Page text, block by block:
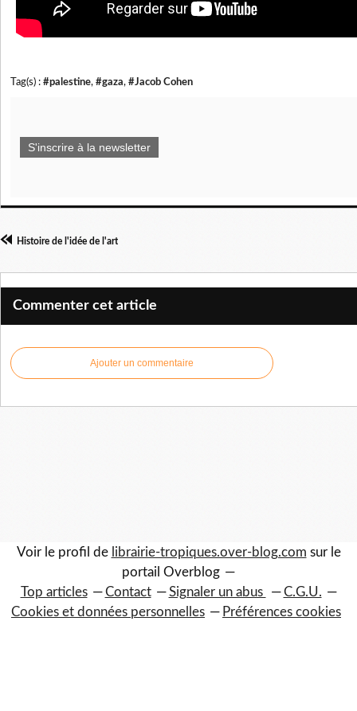
Tag(s) : #palestine, #gaza, #Jacob Cohen
S'inscrire à la newsletter
Histoire de l'idée de l'art
Commenter cet article
Ajouter un commentaire
Voir le profil de librairie-tropiques.over-blog.com sur le
portail Overblog
Top articles
Contact Signaler un abus
C.G.U.
Cookies et données personnelles
Préférences cookies